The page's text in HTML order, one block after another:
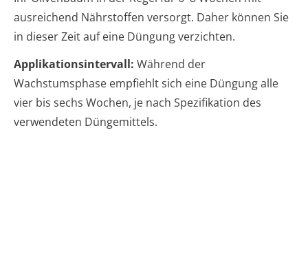
ausreichend Nährstoffen versorgt. Daher können Sie
in dieser Zeit auf eine Düngung verzichten.
Applikationsintervall: Während der
Wachstumsphase empfiehlt sich eine Düngung alle
vier bis sechs Wochen, je nach Spezifikation des
verwendeten Düngemittels.